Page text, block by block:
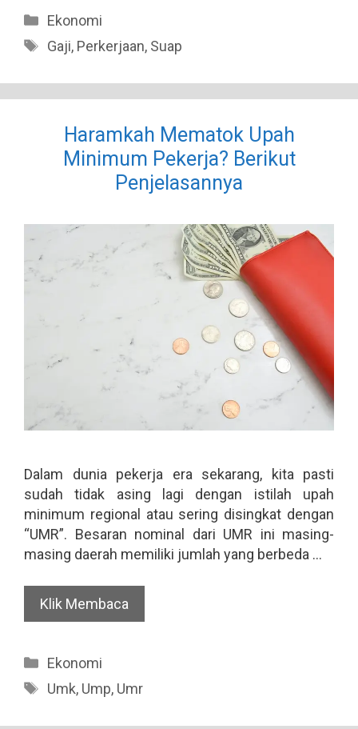
Categories
Ekonomi
Tags
Gaji, Perkerjaan, Suap
Haramkah Mematok Upah
Minimum Pekerja? Berikut
Penjelasannya
Dalam dunia pekerja era sekarang, kita pasti
sudah tidak asing lagi dengan istilah upah
minimum regional atau sering disingkat dengan
“UMR”. Besaran nominal dari UMR ini masing-
masing daerah memiliki jumlah yang berbeda …
Klik Membaca
Categories
Ekonomi
Tags
Umk, Ump, Umr